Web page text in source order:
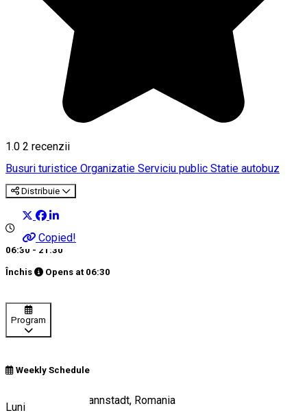
1.0 2 recenzii
Busuri turistice Organizatie Serviciu public Statie autobuz
Distribuie
Copied!
06:30 - 21:30
Închis Opens at 06:30
Program
Weekly Schedule
Luni
Munchen 1, Hermannstadt, Romania